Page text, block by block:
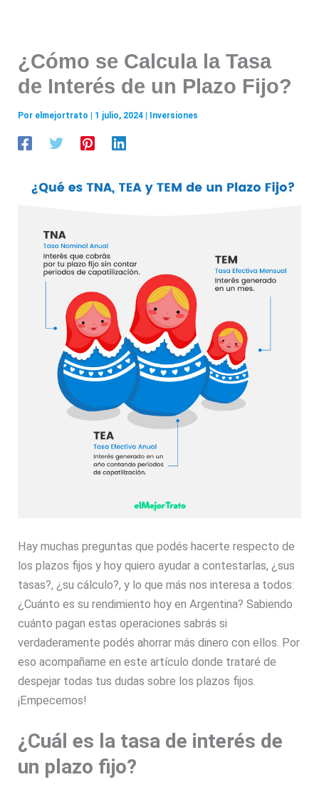
¿Cómo se Calcula la Tasa
de Interés de un Plazo Fijo?
Por elmejortrato 1 julio, 2024 Inversiones
Hay muchas preguntas que podés hacerte respecto de
los plazos fijos y hoy quiero ayudar a contestarlas, ¿sus
tasas?, ¿su cálculo?, y lo que más nos interesa a todos:
¿Cuánto es su rendimiento hoy en Argentina? Sabiendo
cuánto pagan estas operaciones sabrás si
verdaderamente podés ahorrar más dinero con ellos. Por
eso acompañame en este artículo donde trataré de
despejar todas tus dudas sobre los plazos fijos.
¡Empecemos!
¿Cuál es la tasa de interés de
un plazo fijo?